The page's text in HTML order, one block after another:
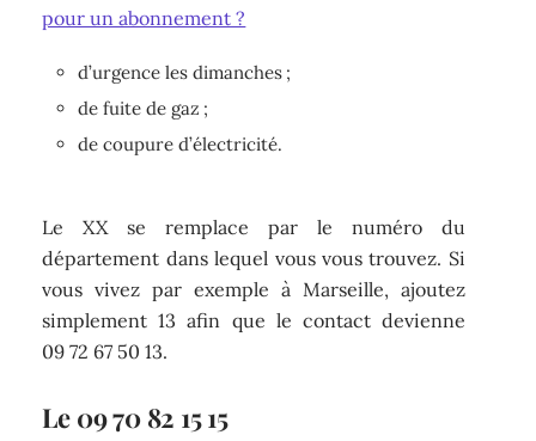
pour un abonnement ?
d’urgence les dimanches ;
de fuite de gaz ;
de coupure d’électricité.
Le XX se remplace par le numéro du
département dans lequel vous vous trouvez. Si
vous vivez par exemple à Marseille, ajoutez
simplement 13 afin que le contact devienne
09 72 67 50 13.
Le 09 70 82 15 15